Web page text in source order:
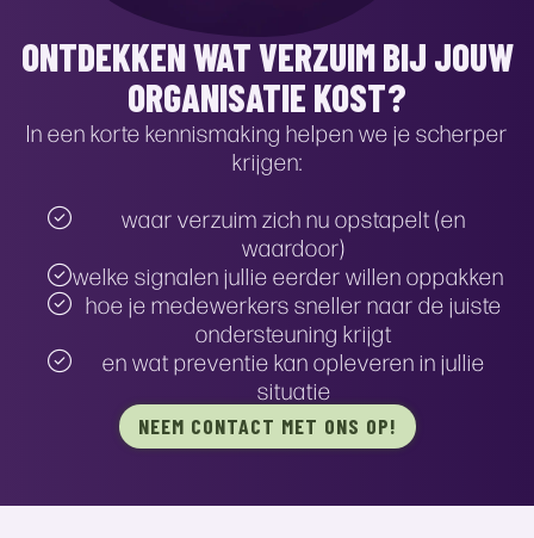
ONTDEKKEN WAT VERZUIM BIJ JOUW
ORGANISATIE KOST?
In een korte kennismaking helpen we je scherper
krijgen:
waar verzuim zich nu opstapelt (en
waardoor)
welke signalen jullie eerder willen oppakken
hoe je medewerkers sneller naar de juiste
ondersteuning krijgt
en wat preventie kan opleveren in jullie
situatie
NEEM CONTACT MET ONS OP!